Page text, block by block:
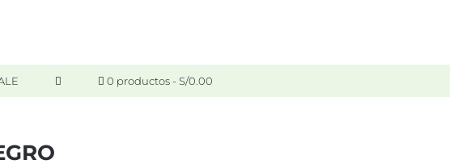
0 productos S/0.00